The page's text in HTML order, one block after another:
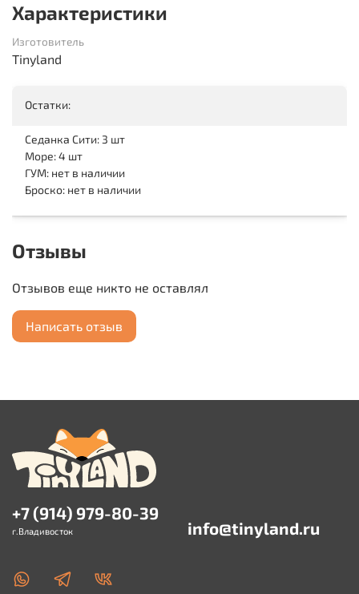
Характеристики
Изготовитель
Tinyland
Остатки:
Седанка Сити: 3 шт
Море: 4 шт
ГУМ: нет в наличии
Броско: нет в наличии
Отзывы
Отзывов еще никто не оставлял
Написать отзыв
+7 (914) 979-80-39
г.Владивосток info@tinyland.ru